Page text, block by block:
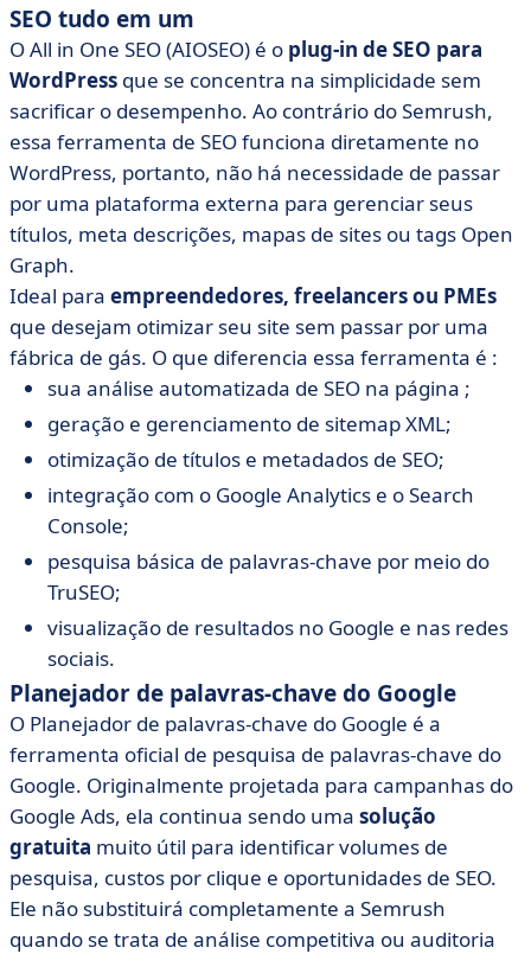
SEO tudo em um
O All in One SEO (AIOSEO) é o plug-in de SEO para
WordPress que se concentra na simplicidade sem
sacrificar o desempenho. Ao contrário do Semrush,
essa ferramenta de SEO funciona diretamente no
WordPress, portanto, não há necessidade de passar
por uma plataforma externa para gerenciar seus
títulos, meta descrições, mapas de sites ou tags Open
Graph.
Ideal para empreendedores, freelancers ou PMEs
que desejam otimizar seu site sem passar por uma
fábrica de gás. O que diferencia essa ferramenta é :
sua análise automatizada de SEO na página ;
geração e gerenciamento de sitemap XML;
otimização de títulos e metadados de SEO;
integração com o Google Analytics e o Search
Console;
pesquisa básica de palavras-chave por meio do
TruSEO;
visualização de resultados no Google e nas redes
sociais.
Planejador de palavras-chave do Google
O Planejador de palavras-chave do Google é a
ferramenta oficial de pesquisa de palavras-chave do
Google. Originalmente projetada para campanhas do
Google Ads, ela continua sendo uma solução
gratuita muito útil para identificar volumes de
pesquisa, custos por clique e oportunidades de SEO.
Ele não substituirá completamente a Semrush
quando se trata de análise competitiva ou auditoria